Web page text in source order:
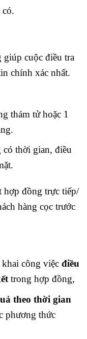
có.
giúp cuộc điều tra
chính xác nhất.
thám tử hoặc 1
có thời gian, điều
hợp đồng trực tiếp/
hàng cọc trước
công việc điều
trong hợp đồng,
theo thời gian
phương thức